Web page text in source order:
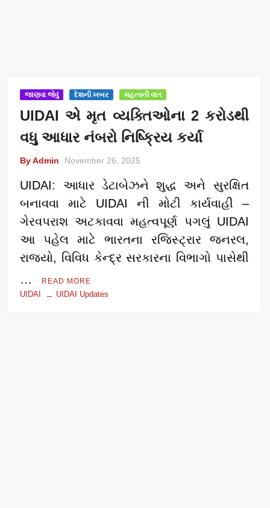
જાણવા જેવું દેશની ખબર મહત્વની વાત
UIDAI એ મૃત વ્યક્તિઓના 2 કરોડથી
વધુ આધાર નંબરો નિષ્ક્રિય કર્યા
By Admin November 26, 2025
UIDAI: આધાર ડેટાબેઝને શુદ્ધ અને સુરક્ષિત
બનાવવા માટે UIDAI ની મોટી કાર્યવાહી –
ગેરવપરાશ અટકાવવા મહત્વપૂર્ણ પગલું UIDAI
આ પહેલ માટે ભારતના રજિસ્ટ્રાર જનરલ,
રાજ્યો, વિવિધ કેન્દ્ર સરકારના વિભાગો પાસેથી
…
READ MORE
UIDAI UIDAI Updates